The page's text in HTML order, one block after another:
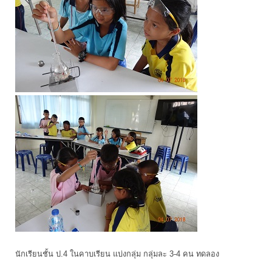
นักเรียนชั้น ป.4 ในคาบเรียน แบ่งกลุ่ม กลุ่มละ 3-4 คน ทดลอง